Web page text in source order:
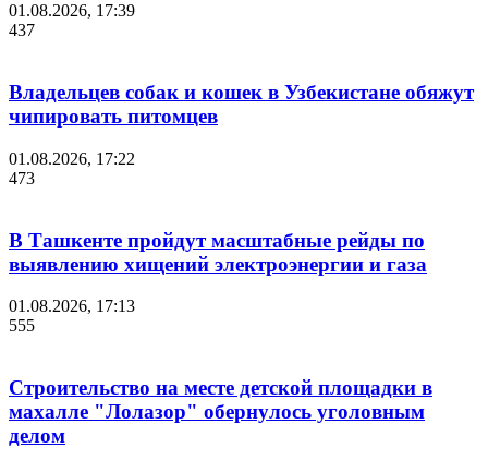
01.08.2026, 17:39
437
Владельцев собак и кошек в Узбекистане обяжут
чипировать питомцев
01.08.2026, 17:22
473
В Ташкенте пройдут масштабные рейды по
выявлению хищений электроэнергии и газа
01.08.2026, 17:13
555
Строительство на месте детской площадки в
махалле "Лолазор" обернулось уголовным
делом